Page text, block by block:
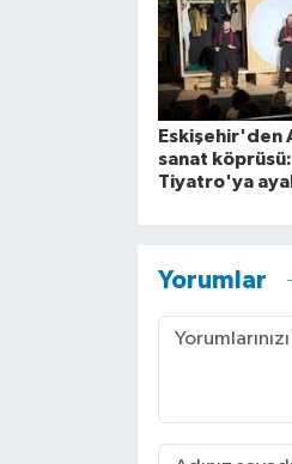
Eskişehir'den
sanat
Tiyatro'ya
Yorumlar